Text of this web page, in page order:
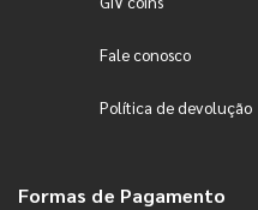
Fale conosco
Política de devolução
Formas de Pagamento